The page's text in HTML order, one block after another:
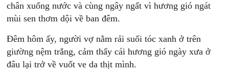
chân xuống nước và cùng ngây ngất vì hương gió ngát
mùi sen thơm dội về ban đêm.
Đêm hôm ấy, người vợ nằm rải suối tóc xanh ở trên
giường nệm trắng, cảm thấy cái hương gió ngày xưa ở
đâu lại trở về vuốt ve da thịt mình.